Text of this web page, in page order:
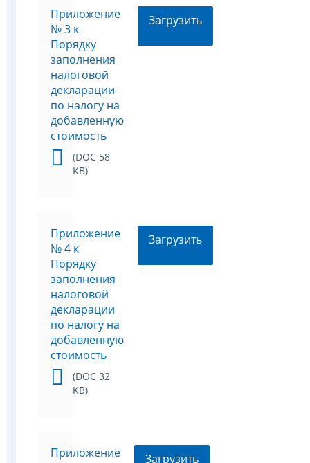
Приложение
№ 3 к
Порядку
заполнения
налоговой
декларации
по налогу на
добавленную
стоимость
(DOC 58
KB)
Загрузить
Приложение
№ 4 к
Порядку
заполнения
налоговой
декларации
по налогу на
добавленную
стоимость
(DOC 32
KB)
Загрузить
Приложение
Загрузить